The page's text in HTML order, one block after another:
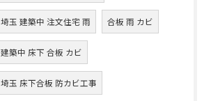
埼玉 建築中 注文住宅 雨 合板 雨 カビ
建築中 床下 合板 カビ
埼玉 床下合板 防カビ工事